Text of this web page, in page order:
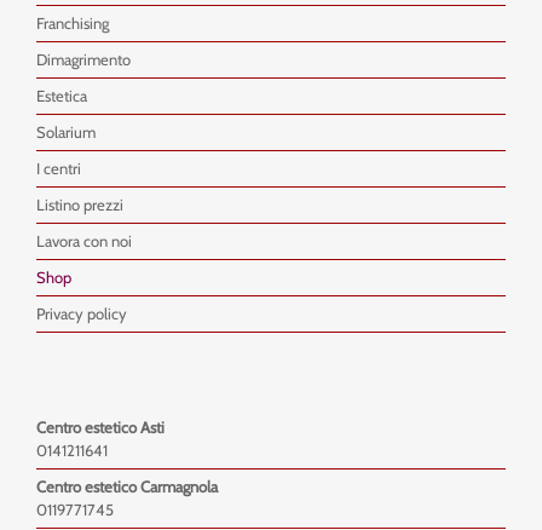
Franchising
Dimagrimento
Estetica
Solarium
I centri
Listino prezzi
Lavora con noi
Shop
Privacy policy
Centro estetico Asti
0141211641
Centro estetico Carmagnola
0119771745